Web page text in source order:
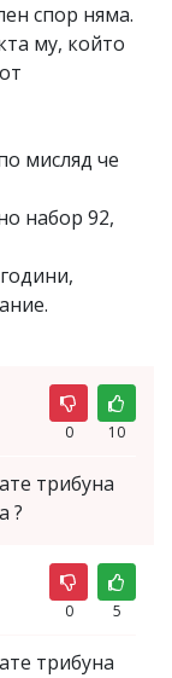
спор няма.
му, който
мисляд че
набор 92,
0 10
трибуна
?
0 5
трибуна